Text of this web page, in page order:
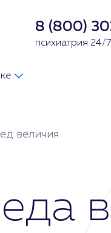
8 (800)
психиатрия 24/7
величия